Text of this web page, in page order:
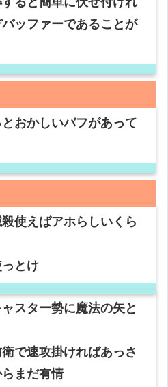
ッファーであることが
おかしいバフがあって
使えばアホらしいくら
とけ
スター勢に魔法の矢と
で速攻掛ければあっさ
まだ有情